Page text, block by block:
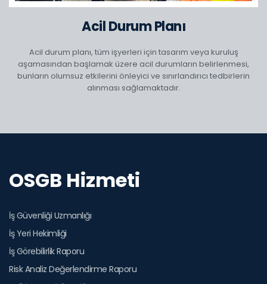
Acil Durum Planı
Acil durum planı, tüm işyerleri için tasarım veya kuruluş
aşamasından başlamak üzere acil durumların belirlenmesi,
bunların olumsuz etkilerini önleyici ve sınırlandırıcı tedbirlerin
alınması sağlamaktadır.
OSGB Hizmeti
İş Güvenliği Uzmanlığı
İş Yeri Hekimliği
İş Görebilirlik Raporu
Risk Analiz Değerlendirme Raporu